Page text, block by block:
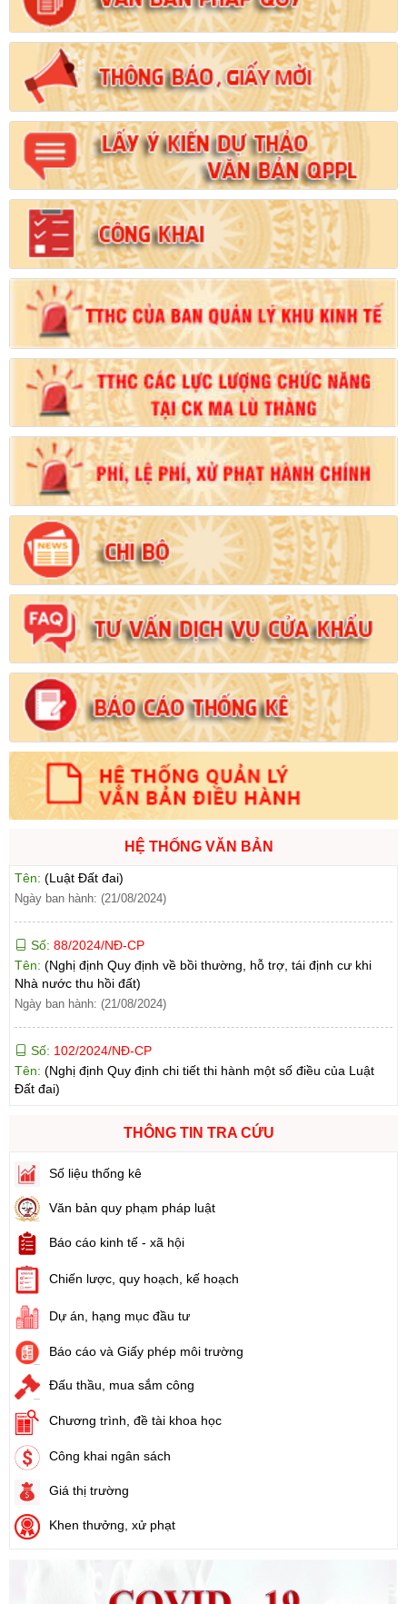
HỆ THỐNG VĂN BẢN
Số:102/2024/NĐ-CP
Tên:(Nghị định Quy định chi tiết thi hành một số điều của Luật
Đất đai)
Số:103/2024/NĐ-CP
Tên:(Nghị định Quy định về tiền sử dụng đất, tiền thuê đất)
Ngày ban hành: (21/08/2024)
Số:1731/KH-UBND
Tên:(Kế hoạch triển khai thi hành Luật Đất đai năm 2024)
Ngày ban hành: (21/08/2024)
Số:71/2024/NĐ-CP
Tên:(Nghị định Quy định về giá đất)
Ngày ban hành: (21/08/2024)
Số:31/2024/QH15
Số:88/2024/NĐ-CP
Tên:(Nghị định Quy định về bồi thường, hỗ trợ, tái định cư khi
Nhà nước thu hồi đất)
Ngày ban hành: (21/08/2024)
Số:102/2024/NĐ-CP
Tên:(Nghị định Quy định chi tiết thi hành một số điều của Luật
Đất đai)
Ngày ban hành: (21/08/2024)
(Nghị định Quy định về tiền sử dụng đất, tiền thuê đất)
Số:1731/KH-UBND
Tên:
Ngày ban hành: (21/08/2024)
Số:
Tên:
(Nghị định Quy định về giá đất)
Ngày ban hành: (21/08/2024)
Số:31/2024/QH15
Tên:
Ngày ban hành: (21/08/2024)
Số:
88/2024/NĐ-CP
Tên:
(Nghị định Quy định về bồi thường, hỗ trợ, tái định cư khi
Nhà nước thu hồi đất)
Ngày ban hành: (21/08/2024)
THÔNG TIN TRA CỨU
Số liệu thống kê
Văn bản quy phạm pháp luật
Báo cáo kinh tế - xã hội
Chiến lược, quy hoạch, kế hoạch
Dự án, hạng mục đầu tư
Báo cáo và Giấy phép môi trường
Đấu thầu, mua sắm công
Chương trình, đề tài khoa học
Công khai ngân sách
Giá thị trường
Khen thưởng, xử phạt